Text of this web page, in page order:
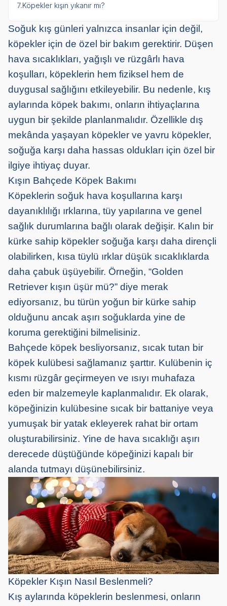
7.Köpekler kışın yıkanır mı?
Soğuk kış günleri yalnızca insanlar için değil,
köpekler için de özel bir bakım gerektirir. Düşen
hava sıcaklıkları, yağışlı ve rüzgârlı hava
koşulları, köpeklerin hem fiziksel hem de
duygusal sağlığını etkileyebilir. Bu nedenle, kış
aylarında köpek bakımı, onların ihtiyaçlarına
uygun bir şekilde planlanmalıdır. Özellikle dış
mekânda yaşayan köpekler ve yavru köpekler,
soğuğa karşı daha hassas oldukları için özel bir
ilgiye ihtiyaç duyar.
Kışın Bahçede Köpek Bakımı
Köpeklerin soğuk hava koşullarına karşı
dayanıklılığı ırklarına, tüy yapılarına ve genel
sağlık durumlarına bağlı olarak değişir. Kalın bir
kürke sahip köpekler soğuğa karşı daha dirençli
olabilirken, kısa tüylü ırklar düşük sıcaklıklarda
daha çabuk üşüyebilir. Örneğin, “Golden
Retriever kışın üşür mü?” diye merak
ediyorsanız, bu türün yoğun bir kürke sahip
olduğunu ancak aşırı soğuklarda yine de
koruma gerektiğini bilmelisiniz.
Bahçede köpek besliyorsanız, sıcak tutan bir
köpek kulübesi sağlamanız şarttır. Kulübenin iç
kısmı rüzgâr geçirmeyen ve ısıyı muhafaza
eden bir malzemeyle kaplanmalıdır. Ek olarak,
köpeğinizin kulübesine sıcak bir battaniye veya
yumuşak bir yatak ekleyerek rahat bir ortam
oluşturabilirsiniz. Yine de hava sıcaklığı aşırı
derecede düştüğünde köpeğinizi kapalı bir
alanda tutmayı düşünebilirsiniz.
Köpekler Kışın Nasıl Beslenmeli?
Kış aylarında köpeklerin beslenmesi, onların